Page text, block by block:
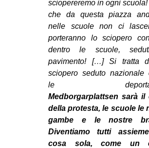
sciopereremo in ogni
che da questa piazza
nelle scuole non ci
porteranno lo sciopero
dentro le scuole,
pavimento! […] Si tratta
sciopero seduto nazionale
le
Medborgarplattsen sarà il
della protesta, le scuole le
gambe e le nostre
Diventiamo tutti
cosa sola, come un